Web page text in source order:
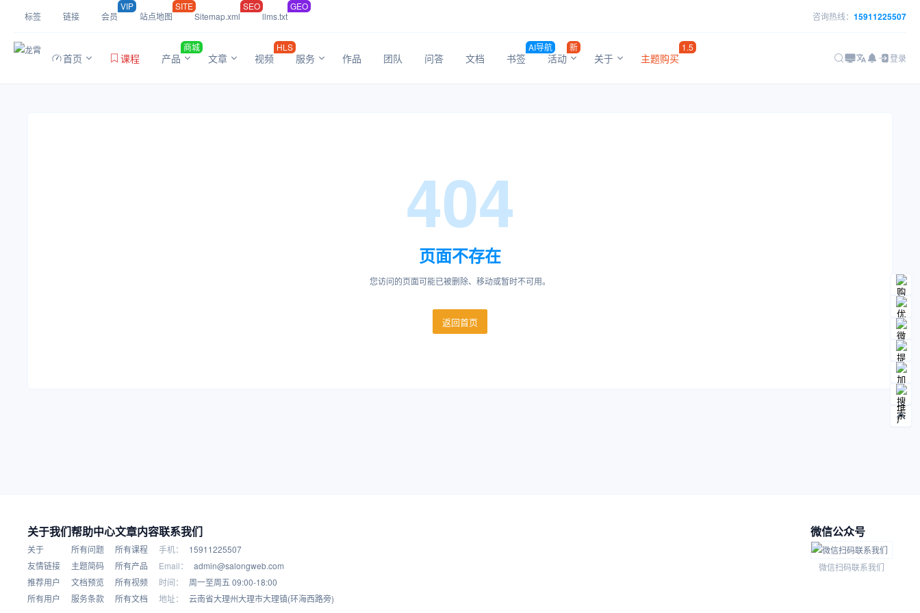
标签 链接 会员
VIP
站点地图
SITE
Sitemap.xml
SEO
llms.txt
GEO
咨询热线： 15911225507
首页 课程 产品
商城
文章 视频
HLS
服务 作品 团队 问答 文档 书签
AI导航
活动
新
关于 主题购买
1.5
登录
404
页面不存在
您访问的页面可能已被删除、移动或暂时不可用。
返回首页
关于我们
关于
友情链接
推荐用户
所有用户
帮助中心
所有问题
主题简码
文档预览
服务条款
文章内容
所有课程
所有产品
所有视频
所有文档
联系我们
手机：
15911225507
Email：
admin@salongweb.com
时间：
周一至周五 09:00-18:00
地址：
云南省大理州大理市大理镇(环海西路旁)
微信公众号
微信扫码联系我们